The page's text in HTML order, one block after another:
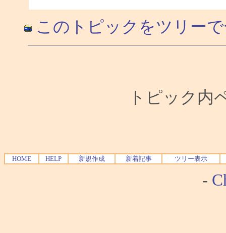
このトピックをツリー
トピック内
HOME HELP 新規作成 新着記事 ツリー表示
-